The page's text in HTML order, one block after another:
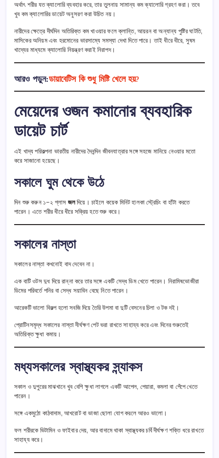
অর্থাৎ শরীর যত ক্যালোরি ব্যবহার করে, তার তুলনায় সামান্য কম ক্যালোরি গ্রহণ করা। তবে
খুব কম ক্যালোরির ডায়েট অনুসরণ করা উচিত নয়।
নারীদের ক্ষেত্রে দীর্ঘদিন অতিরিক্ত কম খাওয়ার ফলে ক্লান্তি, আয়রন বা অন্যান্য পুষ্টির ঘাটতি,
মাসিকের অনিয়ম এবং হরমোনের ভারসাম্যে সমস্যা দেখা দিতে পারে। তাই ধীরে ধীরে, সুষম
খাদ্যের মাধ্যমে ক্যালোরি নিয়ন্ত্রণ করাই নিরাপদ।
আরও পড়ুন:ডায়াবেটিস কি শুধু মিষ্টি খেলে হয়?
মেয়েদের ওজন কমানোর ব্যবহারিক
ডায়েট চার্ট
এই খাদ্য পরিকল্পনা ভারতীয় নারীদের দৈনন্দিন জীবনযাত্রার সঙ্গে সহজে মানিয়ে নেওয়ার মতো
করে সাজানো হয়েছে।
সকালে ঘুম থেকে উঠে
দিন শুরু করুন ১–২ গ্লাস জলদিয়ে। চাইলে কয়েক মিনিট হালকা স্ট্রেচিং বা হাঁটা করতে
পারেন। এতে শরীর ধীরে ধীরে সক্রিয় হতে শুরু করে।
সকালের নাস্তা
সকালের নাস্তা কখনোই বাদ দেবেন না।
এক বাটি ওটস দুধ দিয়ে রান্না করে তার সঙ্গে একটি সেদ্ধ ডিম খেতে পারেন। নিরামিষভোজীরা
ডিমের পরিবর্তে পনির বা সেদ্ধ সয়াবিন বেছে নিতে পারেন।
আরেকটি ভালো বিকল্প হলো সবজি দিয়ে তৈরি উপমা বা দুটি বেসনের চিলা ও টক দই।
প্রোটিনসমৃদ্ধ সকালের নাস্তা দীর্ঘক্ষণ পেট ভরা রাখতে সাহায্য করে এবং দিনের শুরুতেই
অতিরিক্ত ক্ষুধা কমায়।
মধ্যসকালের স্বাস্থ্যকর স্ন্যাকস
সকাল ও দুপুরের মাঝখানে খুব বেশি ক্ষুধা লাগলে একটি আপেল, পেয়ারা, কমলা বা পেঁপে খেতে
পারেন।
সঙ্গে একমুঠো কাঠবাদাম, আখরোট বা ভাজা ছোলা যোগ করলে আরও ভালো।
ফল শরীরকে ভিটামিন ও ফাইবার দেয়, আর বাদামে থাকা স্বাস্থ্যকর চর্বি দীর্ঘক্ষণ শক্তি ধরে রাখতে
সাহায্য করে।